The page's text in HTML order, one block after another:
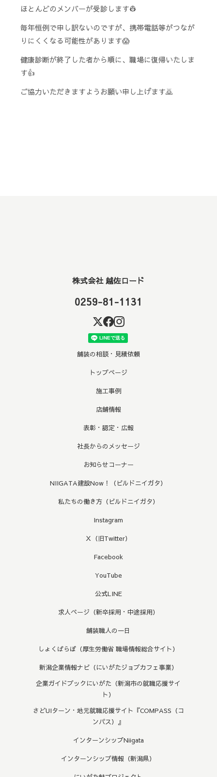
ほとんどのメンバーが受診します👷
毎年恒例で申し訳ないのですが、携帯電話等がつなが
りにくくなる可能性があります😱
健康診断が終了した者から順に、職場に復帰いたしま
す👍
ご協力いただきますようお願い申し上げます🙇
株式会社 越佐ロード
0259-81-1131
舗装の相談・見積依頼
トップページ
施工事例
店舗情報
表彰・認定・広報
社長からのメッセージ
お知らせコーナー
NIIGATA建設Now！（ビルドニイガタ）
私たちの働き方（ビルドニイガタ）
Instagram
Ｘ（旧Twitter）
Facebook
YouTube
公式LINE
求人ページ（新卒採用・中途採用）
舗装職人の一日
しょくばらぼ（厚生労働省 職場情報総合サイト）
新潟企業情報ナビ（にいがたジョブカフェ事業）
企業ガイドブックにいがた（新潟市の就職応援サイ
ト）
さどUIターン・地元就職応援サイト『COMPASS（コ
ンパス）』
インターンシップNiigata
インターンシップ情報（新潟県）